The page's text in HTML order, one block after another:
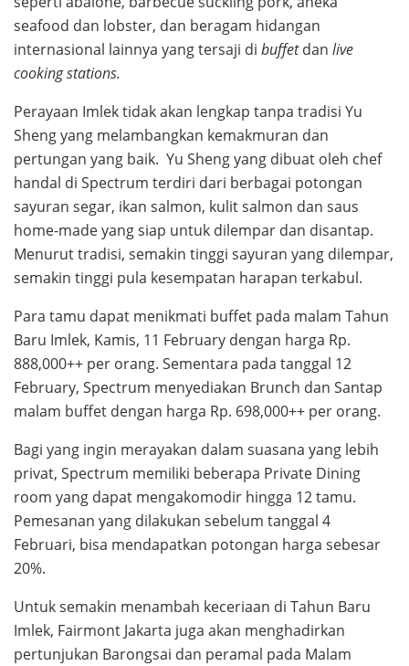
seafood dan lobster, dan beragam hidangan
internasional lainnya yang tersaji di buffetdan live
cooking stations.
Perayaan Imlek tidak akan lengkap tanpa tradisi Yu
Sheng yang melambangkan kemakmuran dan
pertungan yang baik. Yu Sheng yang dibuat oleh chef
handal di Spectrum terdiri dari berbagai potongan
sayuran segar, ikan salmon, kulit salmon dan saus
home-made yang siap untuk dilempar dan disantap.
Menurut tradisi, semakin tinggi sayuran yang dilempar,
semakin tinggi pula kesempatan harapan terkabul.
Para tamu dapat menikmati buffet pada malam Tahun
Baru Imlek, Kamis, 11 February dengan harga Rp.
888,000++ per orang. Sementara pada tanggal 12
February, Spectrum menyediakan Brunch dan Santap
malam buffet dengan harga Rp. 698,000++ per orang.
Bagi yang ingin merayakan dalam suasana yang lebih
privat, Spectrum memiliki beberapa Private Dining
room yang dapat mengakomodir hingga 12 tamu.
Pemesanan yang dilakukan sebelum tanggal 4
Februari, bisa mendapatkan potongan harga sebesar
20%.
Untuk semakin menambah keceriaan di Tahun Baru
Imlek, Fairmont Jakarta juga akan menghadirkan
pertunjukan Barongsai dan peramal pada Malam